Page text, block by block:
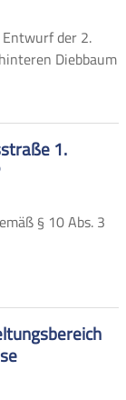
der 2.
Diebbaum
1.
§ 10 Abs. 3